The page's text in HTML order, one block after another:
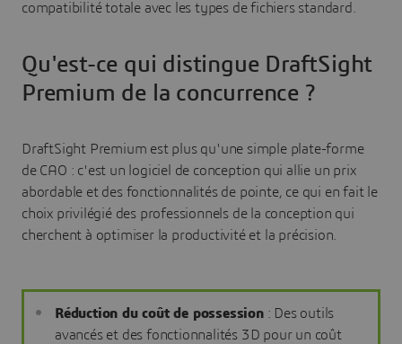
compatibilité totale avec les types de fichiers standard.
Qu'est-ce qui distingue DraftSight
Premium de la concurrence ?
DraftSight Premium est plus qu'une simple plate-forme
de CAO : c'est un logiciel de conception qui allie un prix
abordable et des fonctionnalités de pointe, ce qui en fait le
choix privilégié des professionnels de la conception qui
cherchent à optimiser la productivité et la précision.
Réduction du coût de possession: Des outils
avancés et des fonctionnalités 3D pour un coût